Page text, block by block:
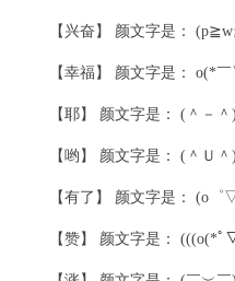
【兴奋】 颜文字是：
【幸福】 颜文字是： o(*
【耶】 颜文字是： (＾－
【哟】 颜文字是： (＾Ｕ＾
【有了】 颜文字是： (o
【赞】 颜文字是： (((o(*